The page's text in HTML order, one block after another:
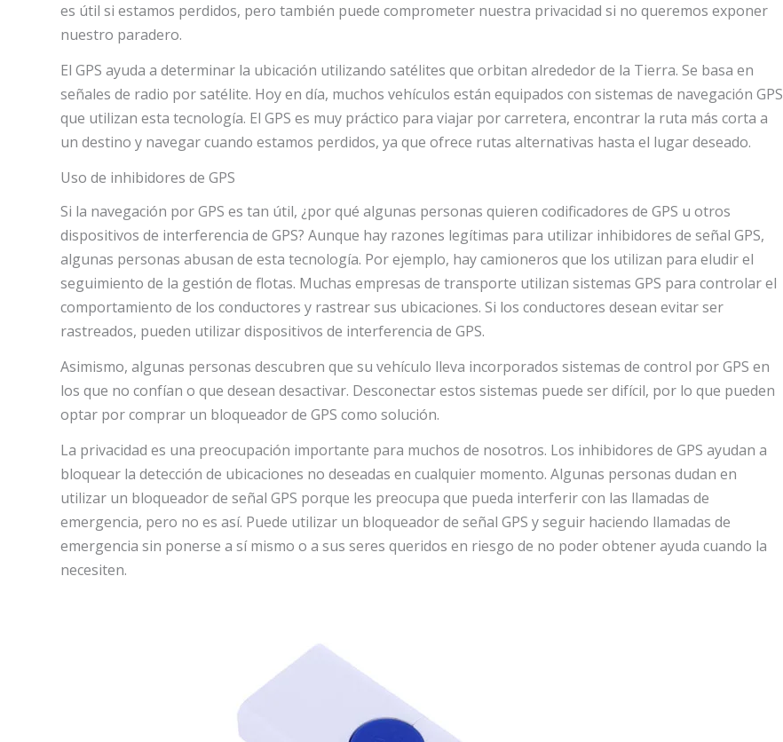
es útil si estamos perdidos, pero también puede comprometer nuestra privacidad si no queremos exponer
nuestro paradero.
El GPS ayuda a determinar la ubicación utilizando satélites que orbitan alrededor de la Tierra. Se basa en
señales de radio por satélite. Hoy en día, muchos vehículos están equipados con sistemas de navegación GPS
que utilizan esta tecnología. El GPS es muy práctico para viajar por carretera, encontrar la ruta más corta a
un destino y navegar cuando estamos perdidos, ya que ofrece rutas alternativas hasta el lugar deseado.
Uso de inhibidores de GPS
Si la navegación por GPS es tan útil, ¿por qué algunas personas quieren codificadores de GPS u otros
dispositivos de interferencia de GPS? Aunque hay razones legítimas para utilizar inhibidores de señal GPS,
algunas personas abusan de esta tecnología. Por ejemplo, hay camioneros que los utilizan para eludir el
seguimiento de la gestión de flotas. Muchas empresas de transporte utilizan sistemas GPS para controlar el
comportamiento de los conductores y rastrear sus ubicaciones. Si los conductores desean evitar ser
rastreados, pueden utilizar dispositivos de interferencia de GPS.
Asimismo, algunas personas descubren que su vehículo lleva incorporados sistemas de control por GPS en
los que no confían o que desean desactivar. Desconectar estos sistemas puede ser difícil, por lo que pueden
optar por comprar un bloqueador de GPS como solución.
La privacidad es una preocupación importante para muchos de nosotros. Los inhibidores de GPS ayudan a
bloquear la detección de ubicaciones no deseadas en cualquier momento. Algunas personas dudan en
utilizar un bloqueador de señal GPS porque les preocupa que pueda interferir con las llamadas de
emergencia, pero no es así. Puede utilizar un bloqueador de señal GPS y seguir haciendo llamadas de
emergencia sin ponerse a sí mismo o a sus seres queridos en riesgo de no poder obtener ayuda cuando la
necesiten.